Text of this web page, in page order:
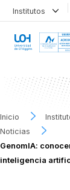
Institutos
Inicio
Noticias
GenomIA:
inteligencia